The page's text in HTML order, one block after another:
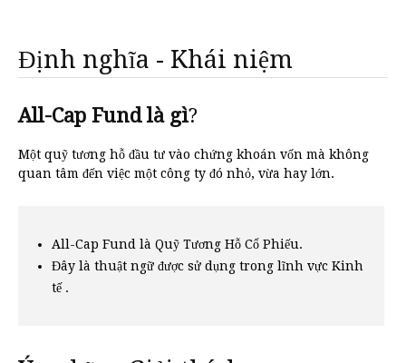
Định nghĩa - Khái niệm
All-Cap Fund là gì?
Một quỹ tương hỗ đầu tư vào chứng khoán vốn mà không
quan tâm đến việc một công ty đó nhỏ, vừa hay lớn.
All-Cap Fund là Quỹ Tương Hỗ Cổ Phiếu.
Đây là thuật ngữ được sử dụng trong lĩnh vực Kinh
tế .